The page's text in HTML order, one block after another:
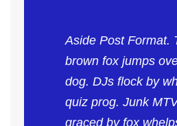
Aside Post Format.
brown fox jumps
dog. DJs flock by
quiz prog. Junk
graced by fox